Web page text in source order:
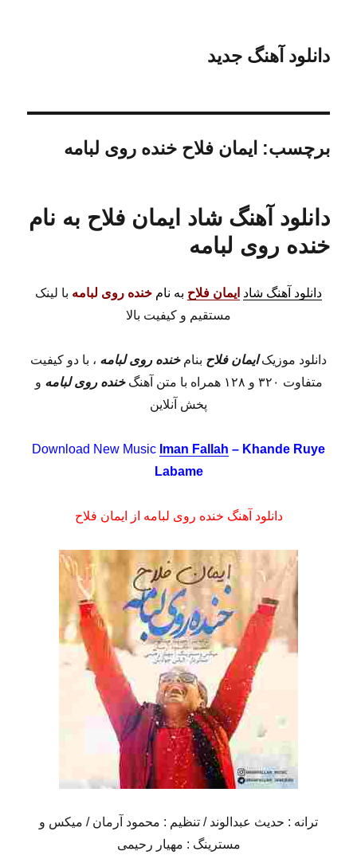
دانلود آهنگ جدید
برچسب: ایمان فلاح خنده روی لبامه
دانلود آهنگ شاد ایمان فلاح به نام
خنده روی لبامه
دانلود آهنگ شاد ایمان فلاح به نام خنده روی لبامه با لینک
مستقیم و کیفیت بالا
دانلود موزیکایمان فلاح بنامخنده روی لبامه ، با دو کیفیت
متفاوت ۳۲۰ و ۱۲۸ همراه با متن آهنگ
خنده روی لبامه و
پخش آنلاین
Download New Music Iman Fallah – Khande Ruye
Labame
دانلود آهنگ خنده روی لبامه از ایمان فلاح
ترانه : حدیث عبدالوند / تنظیم : محمود آرمان / میکس و
مسترینگ : مهیار رحیمی